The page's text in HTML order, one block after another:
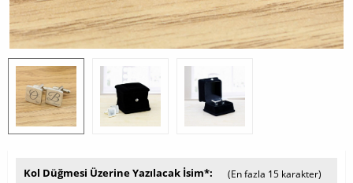
Kol Düğmesi Üzerine Yazılacak İsim* (En fazla 15 karakter)